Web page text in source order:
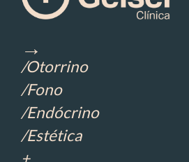
→
/Otorrino
/Fono
/Endócrino
/Estética
+